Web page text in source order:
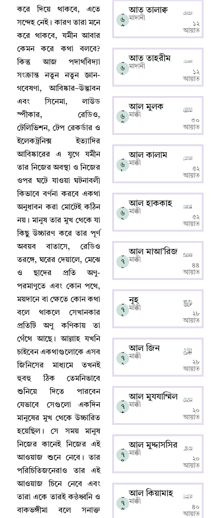
করে দিয়ে থাকবে,এতে
সন্দেহ নেই। কারণ তারা মনে
করে থাকবে,যমীন আবার
কেমন করে কথা বলবে?
কিন্তু আজ পদার্থবিদ্যা
সংক্রান্ত নতুন নতুন জ্ঞান-
গবেষণা,আবিষ্কার–উদ্ভাবন
এবং সিনেমা,লাউড
স্পীকার,রেডিও,
টেলিভিশন,টেপ রেকর্ডার ও
ইলেকট্রনিক্স ইত্যাদির
আবিষ্কারের এ যুগে যমীন
তার নিজের অবস্থা ও নিজের
ওপর ঘটে যাওয়া ঘটনাবলী
কিভাবে বর্ণনা করবে একথা
অনুধাবন করা মোটেই কঠিন
নয় । মানুষ তার মুখ থেকে যা
কিছু উচ্চারণ করে তার পূর্ণ
অবয়ব বাতাসে,রেডিও
তরঙ্গে,ঘরের দেয়ালে,মেঝে
ও ছাদের প্রতি অণু-
পরমাণুতে এবং কোন পথে,
ময়দানে বা ক্ষেতে কোন কথা
বলে থাকলে সেখানকার
প্রতিটি অণু কণিকায় তা
গেঁথে আছে। আল্লাহ‌ যখনি
চাইবেন একথাগুলোকে এসব
জিনিসের মাধ্যমে তখনই
হুবহু ঠিক তেমনিভাবে
শুনিয়ে দিতে পারবেন
যেভাবে সেগুলো একদিন
মানুষের মুখ থেকে উচ্চারিত
হয়েছিল । সে সময় মানুষ
নিজের কানেই নিজের এই
আওয়াজ শুনে নেবে। তার
পরিচিতিজনেরাও তার এই
আওয়াজ চিনে নেবে এবং
তারা একে তারই কন্ঠধ্বনি ও
বাকভঙ্গীমা বলে সনাক্ত
০
৬
৫
আত তালাক্ব
মাদানী
১২
আয়াত
০
৬
৬
আত তাহরীম
মাদানী
১২
আয়াত
০
৬
৭
আল মুলক
মাক্কী
৩০
আয়াত
০
৬
৮
আল কালাম
মাক্কী
৫২
আয়াত
০
৬
৯
আল হাককাহ
মাক্কী
৫২
আয়াত
০
৭
০
আল মাআ’রিজ
মাক্কী
৪৪
আয়াত
০
৭
১
নূহ
মাক্কী
২৮
আয়াত
০
৭
২
আল জিন
মাক্কী
২৮
আয়াত
০
৭
৩
আল মুযযাম্মিল
মাক্কী
২০
আয়াত
০
৭
৪
আল মুদ্দাসসির
মাক্কী
২০
আয়াত
০
৭
৫
আল কিয়ামাহ
মাক্কী
৪০
আয়াত